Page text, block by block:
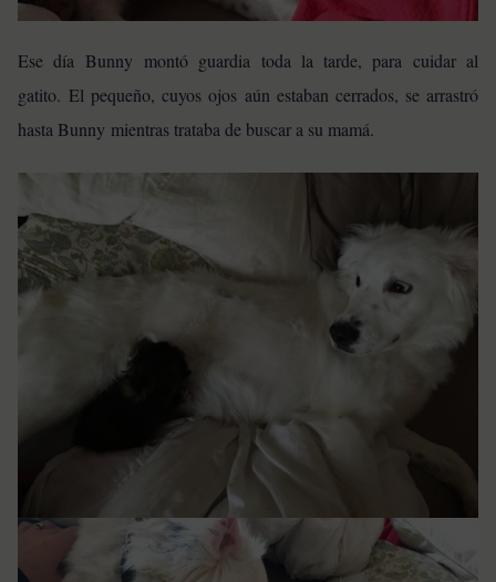
Ese día Bunny montó guardia toda la tarde, para cuidar al
gatito. El pequeño, cuyos ojos aún estaban cerrados, se arrastró
hasta Bunny mientras trataba de buscar a su mamá.